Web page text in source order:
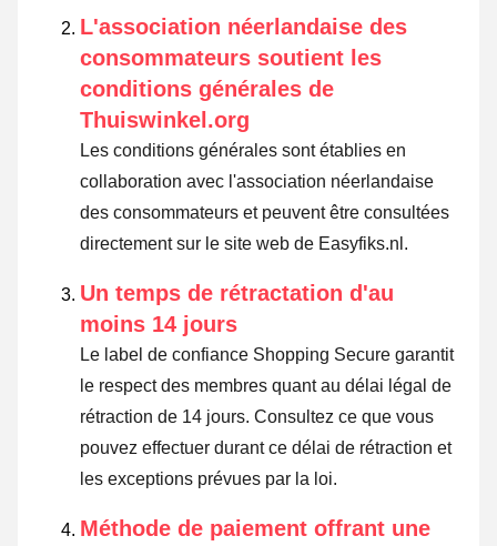
L'association néerlandaise des
consommateurs soutient les
conditions générales de
Thuiswinkel.org
Les conditions générales sont établies en
collaboration avec l'association néerlandaise
des consommateurs et peuvent être consultées
directement sur le site web de Easyfiks.nl.
Un temps de rétractation d'au
moins 14 jours
Le label de confiance Shopping Secure garantit
le respect des membres quant au délai légal de
rétraction de 14 jours. Consultez ce que vous
pouvez effectuer durant ce délai de rétraction et
les exceptions prévues par la loi.
Méthode de paiement offrant une